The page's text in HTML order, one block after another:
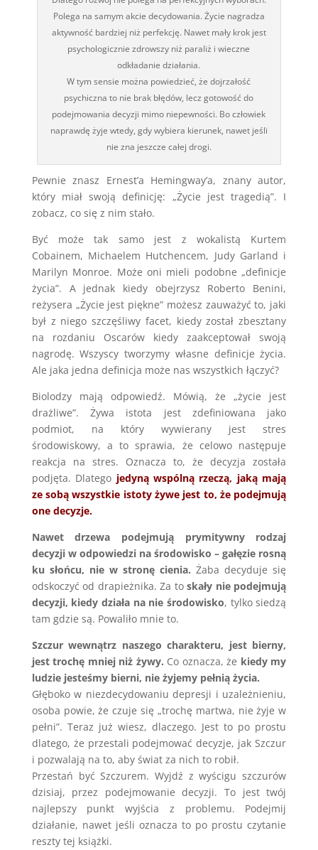
Polega na samym akcie decydowania. Życie nagradza
aktywność bardziej niż perfekcję. Nawet mały krok jest
psychologicznie zdrowszy niż paraliż i wieczne
odkładanie działania.
W tym sensie można powiedzieć, że dojrzałość
psychiczna to nie brak błędów, lecz gotowość do
podejmowania decyzji mimo niepewności. Bo człowiek
naprawdę żyje wtedy, gdy wybiera kierunek, nawet jeśli
nie zna jeszcze całej drogi.
Pewnie znasz Ernest’a Hemingway’a, znany autor,
który miał swoją definicję: „Życie jest tragedią”. I
zobacz, co się z nim stało.
Być może tak samo jest z wokalistą Kurtem
Cobainem, Michaelem Hutchencem, Judy Garland i
Marilyn Monroe. Może oni mieli podobne „definicje
życia”. A jednak kiedy obejrzysz Roberto Benini,
reżysera „Życie jest piękne” możesz zauważyć to, jaki
był z niego szczęśliwy facet, kiedy został zbesztany
na rozdaniu Oscarów kiedy zaakceptował swoją
nagrodę. Wszyscy tworzymy własne definicje życia.
Ale jaka jedna definicja może nas wszystkich łączyć?
Biolodzy mają odpowiedź. Mówią, że „życie jest
drażliwe”. Żywa istota jest zdefiniowana jako
podmiot, na który wywierany jest stres
środowiskowy, a to sprawia, że celowo następuje
reakcja na stres. Oznacza to, że decyzja została
podjęta. Dlatego jedyną wspólną rzeczą, jaką mają
ze sobą wszystkie istoty żywe jest to, że podejmują
one decyzje.
Nawet drzewa podejmują prymitywny rodzaj
decyzji w odpowiedzi na środowisko – gałęzie rosną
ku słońcu, nie w stronę cienia. Żaba decyduje się
odskoczyć od drapieżnika. Za toskały nie podejmują
decyzji, kiedy działa na nie środowisko, tylko siedzą
tam gdzie są. Powaliło mnie to.
Szczur wewnątrz naszego charakteru, jest bierny,
jest trochę mniej niż żywy. Co oznacza, że kiedy my
ludzie jesteśmy bierni, nie żyjemy pełnią życia.
Głęboko w niezdecydowaniu depresji i uzależnieniu,
osoba powie, że czuje się „trochę martwa, nie żyje w
pełni”. Teraz już wiesz, dlaczego. Jest to po prostu
dlatego, że przestali podejmować decyzje, jak Szczur
i pozwalają na to, aby świat za nich to robił.
Przestań być Szczurem. Wyjdź z wyścigu szczurów
dzisiaj, przez podejmowanie decyzji. To jest twój
najlepszy punkt wyjścia z problemu. Podejmij
działanie, nawet jeśli oznacza to po prostu czytanie
reszty tej książki.